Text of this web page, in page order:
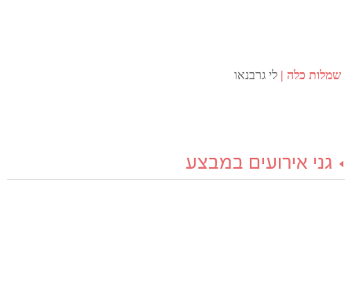
שמלות כלה לי גרבנאו
גני אירועים במבצע